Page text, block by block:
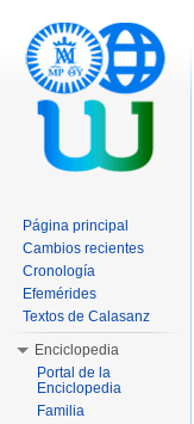
Página principal
Cambios recientes
Cronología
Efemérides
Textos de Calasanz
Enciclopedia
Portal de la
Enciclopedia
Familia